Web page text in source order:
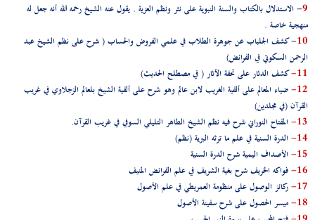
9- الاستدلال بالكتاب والسنة النبوية على نثر ونظم العزية . يقول عنه الشيخ رحمه الله أنه جعل له
منهجية خاصة .
10- كشف الجلباب عن جوهرة الطلاب في علمي الفروض والحساب ( شرح على نظم الشيخ عبد
الرحمن السكوتي في الفرائض)
11- كشف الدثار على تحفة الآثار ( في مصطلح الحديث)
12- ضياء المعالم على ألفية الغريب لابن عالم وهو شرح على ألفية الشيخ بلعالم الزجلاوي في غريب
القرآن (في مجلدين)
13- المفتاح النوراني شرح فيه نظم الشيخ الطاهر التليلي السوفي في غريب القرآن.
14- الدرة السنية في علم ما ترثه البرية (نظم)
15- الأصداف اليمية شرح الدرة السنية
16- فواكه الخريف شرح بغية الشريف في علم الفرائض المنيف
17- ركائز الوصول على منظومة العمريطي في علم الأصول
18- ميسر الحصول على شرح سفينة الأصول